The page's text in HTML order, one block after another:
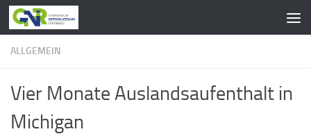
Zum Inhalt springen
ALLGEMEIN
Vier Monate Auslandsaufenthalt in
Michigan